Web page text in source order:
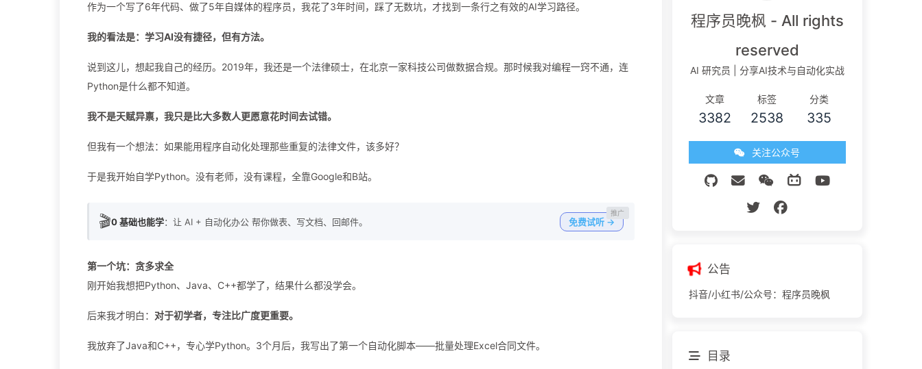
作为一个写了6年代码、做了5年自媒体的程序员，我花了3年时间，踩了无数坑，才找到一条行之有效的AI学习路径。
我的看法是：学习AI没有捷径，但有方法。
说到这儿，想起我自己的经历。2019年，我还是一个法律硕士，在北京一家科技公司做数据合规。那时候我对编程一窍不通，连
Python是什么都不知道。
我不是天赋异禀，我只是比大多数人更愿意花时间去试错。
但我有一个想法：如果能用程序自动化处理那些重复的法律文件，该多好？
于是我开始自学Python。没有老师，没有课程，全靠Google和B站。
🎬0 基础也能学：让 AI + 自动化办公 帮你做表、写文档、回邮件。 免费试听 →
第一个坑：贪多求全
刚开始我想把Python、Java、C++都学了，结果什么都没学会。
后来我才明白： 对于初学者，专注比广度更重要。
我放弃了Java和C++，专心学Python。3个月后，我写出了第一个自动化脚本——批量处理Excel合同文件。
程序员晚枫 - All rights
reserved
AI 研究员 | 分享AI技术与自动化实战
文章
3382
标签
2538
分类
335
关注公众号
公告
抖音/小红书/公众号：程序员晚枫
目录